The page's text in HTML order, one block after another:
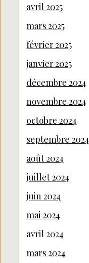
avril 2025
mars 2025
février 2025
janvier 2025
décembre 2024
novembre 2024
octobre 2024
septembre 2024
août 2024
juillet 2024
juin 2024
mai 2024
avril 2024
mars 2024